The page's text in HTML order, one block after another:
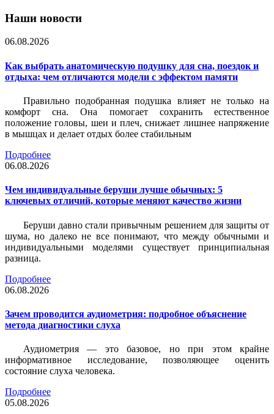
Наши новости
06.08.2026
Как выбрать анатомическую подушку для сна, поездок и
отдыха: чем отличаются модели с эффектом памяти
Правильно подобранная подушка влияет не только на
комфорт сна. Она помогает сохранить естественное
положение головы, шеи и плеч, снижает лишнее напряжение
в мышцах и делает отдых более стабильным
Подробнее
06.08.2026
Чем индивидуальные беруши лучше обычных: 5
ключевых отличий, которые меняют качество жизни
Беруши давно стали привычным решением для защиты от
шума, но далеко не все понимают, что между обычными и
индивидуальными моделями существует принципиальная
разница.
Подробнее
06.08.2026
Зачем проводится аудиометрия: подробное объяснение
метода диагностики слуха
Аудиометрия — это базовое, но при этом крайне
информативное исследование, позволяющее оценить
состояние слуха человека.
Подробнее
05.08.2026